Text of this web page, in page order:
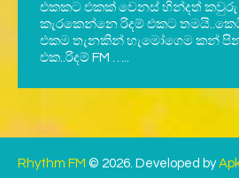
එකකට එකක් වෙනස් හින්දත් කවුරු
කැරකෙන්නෙ රිදම් එකට
එකම තැනකින් හැමෝගෙම කන්
එක..රිදම් FM …..
Rhythm FM © 2026. Developed by